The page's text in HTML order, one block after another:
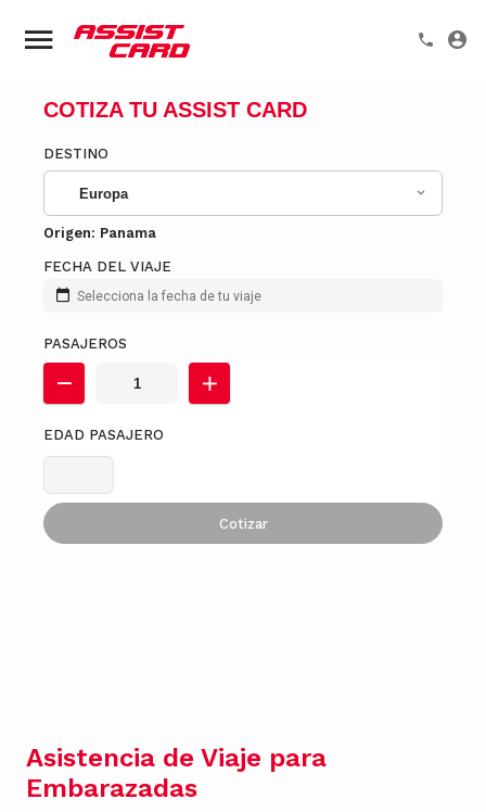
COTIZA TU ASSIST CARD
DESTINO
Europa
Origen: Panama
FECHA DEL VIAJE
Selecciona la fecha de tu viaje
PASAJEROS
EDAD PASAJERO
Cotizar
Asistencia de Viaje para
Embarazadas